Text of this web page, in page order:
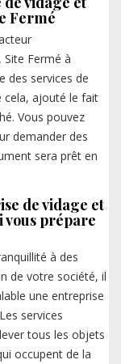
Fermé
Site Fermé à
des services de
cela, ajouté le fait
Vous pouvez
demander des
sera prêt en
de vidage et
vous prépare
à des
de votre société, il
une entreprise
services
tous les objets
occupent de la